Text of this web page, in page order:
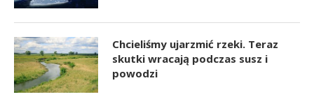
Chcieliśmy ujarzmić rzeki. Teraz
skutki wracają podczas susz i
powodzi